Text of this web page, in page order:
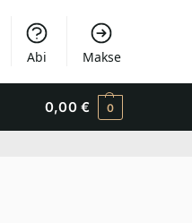
Abi Makse
0,00 € 0